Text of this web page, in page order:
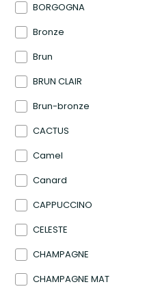
BORGOGNA
Bronze
Brun
BRUN CLAIR
Brun-bronze
CACTUS
Camel
Canard
CAPPUCCINO
CELESTE
CHAMPAGNE
CHAMPAGNE MAT